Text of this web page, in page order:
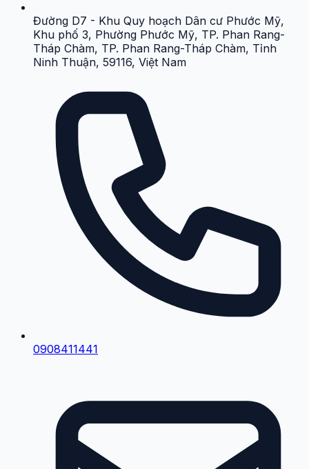
Đường D7 - Khu Quy hoạch Dân cư Phước Mỹ,
Khu phố 3, Phường Phước Mỹ, TP. Phan Rang-
Tháp Chàm, TP. Phan Rang-Tháp Chàm, Tỉnh
Ninh Thuận, 59116, Việt Nam
0908411441